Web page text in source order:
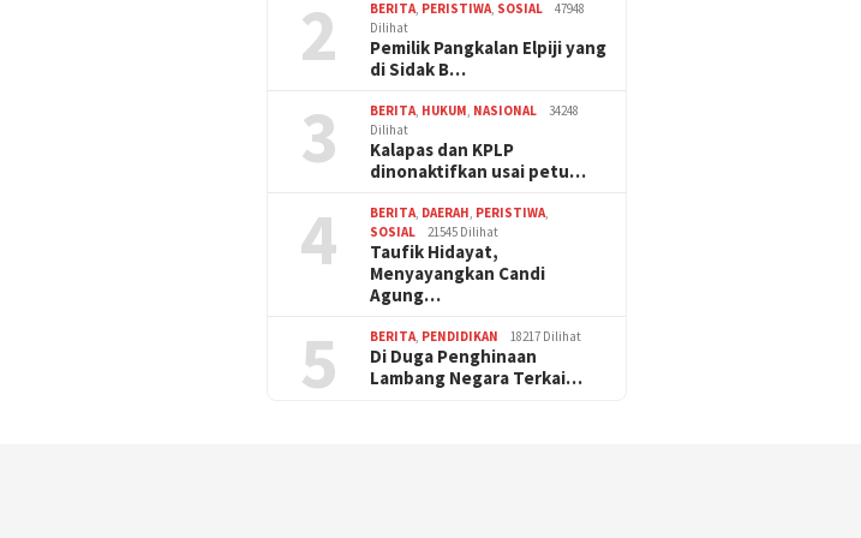
2 BERITA, PERISTIWA, SOSIAL
47948
Dilihat
Pemilik Pangkalan Elpiji yang
di Sidak B…
3 BERITA, HUKUM, NASIONAL
34248
Dilihat
Kalapas dan KPLP
dinonaktifkan usai petu…
4 BERITA, DAERAH, PERISTIWA,
SOSIAL
21545 Dilihat
Taufik Hidayat,
Menyayangkan Candi
Agung…
5 BERITA, PENDIDIKAN 18217 Dilihat
Di Duga Penghinaan
Lambang Negara Terkai…